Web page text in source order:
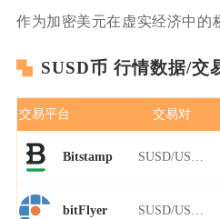
作为加密美元在虚实经济中的
SUSD币 行情数据/交
交易平台 交易对
Bitstamp
bitFlyer